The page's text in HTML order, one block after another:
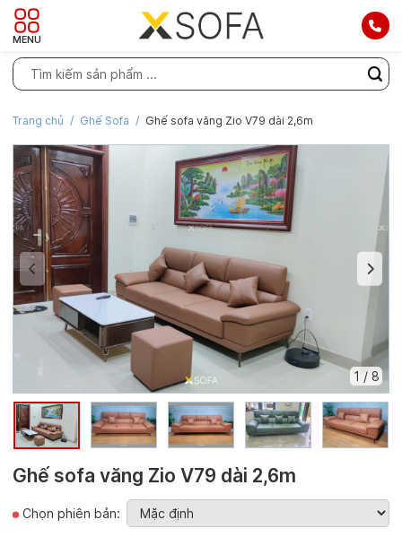
MENU
Trang chủ Ghế Sofa Ghế sofa văng Zio V79 dài 2,6m
1 / 8
Ghế sofa văng Zio V79 dài 2,6m
Chọn phiên bản: